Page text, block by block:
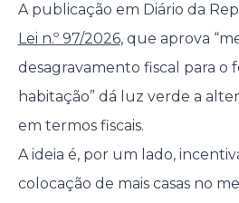
A publicação em Diário da
Lei n.º 97/2026, que aprova
desagravamento fiscal para o
habitação” dá luz verde a
em termos fiscais.
A ideia é, por um lado,
colocação de mais casas no